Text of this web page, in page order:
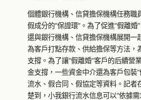
個體銀行機構、信貸擔保機構任務職
假成分的“保證環”。為了促進“假離婚
還與銀行機構、信貸擔保機構展開一
為客戶打點存款、供給擔保等方法，
支撐。為了讓“假離婚”客戶的后續營
金支撐，一些資金中介還為客戶包裝
流水、假合同、假協定等資料。記者
楚到，小我銀行流水信息可以“依據